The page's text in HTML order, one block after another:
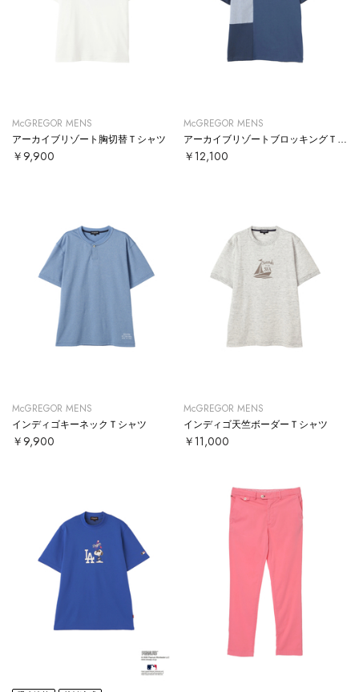
McGREGOR MENS
アーカイブリゾート胸切替Ｔシャツ
￥9,900
McGREGOR MENS
アーカイブリゾートブロッキングＴシャツ
￥12,100
McGREGOR MENS
インディゴキーネックＴシャツ
￥9,900
McGREGOR MENS
インディゴ天竺ボーダーＴシャツ
￥11,000